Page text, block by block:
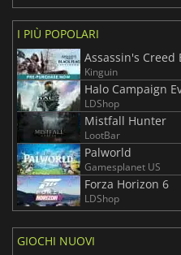
I PIÙ POPOLARI
Assassin's Creed
Kinguin
Halo Campaign
LDShop
Mistfall Hunter
LootBar
Palworld
Gamesplanet US
Forza Horizon 6
LDShop
GIOCHI NUOVI